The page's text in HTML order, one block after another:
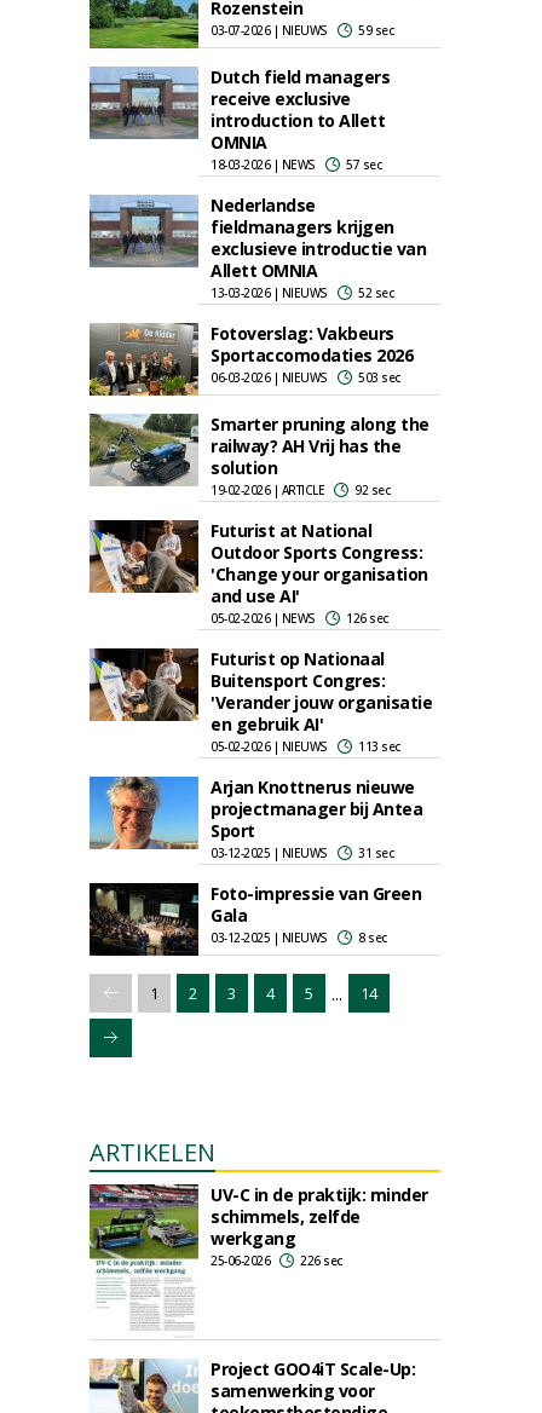
Rozenstein
03-07-2026 | NIEUWS 59 sec
Dutch field managers
receive exclusive
introduction to Allett
OMNIA
18-03-2026 | NEWS 57 sec
Nederlandse
fieldmanagers krijgen
exclusieve introductie van
Allett OMNIA
13-03-2026 | NIEUWS 52 sec
Fotoverslag: Vakbeurs
Sportaccomodaties 2026
06-03-2026 | NIEUWS 503 sec
Smarter pruning along the
railway? AH Vrij has the
solution
19-02-2026 | ARTICLE 92 sec
Futurist at National
Outdoor Sports Congress:
'Change your organisation
and use AI'
05-02-2026 | NEWS 126 sec
Futurist op Nationaal
Buitensport Congres:
'Verander jouw organisatie
en gebruik AI'
05-02-2026 | NIEUWS 113 sec
Arjan Knottnerus nieuwe
projectmanager bij Antea
Sport
03-12-2025 | NIEUWS 31 sec
Foto-impressie van Green
Gala
03-12-2025 | NIEUWS 8 sec
1 2 3 4 5 ... 14
ARTIKELEN
UV-C in de praktijk: minder
schimmels, zelfde
werkgang
25-06-2026 226 sec
Project GOO4iT Scale-Up:
samenwerking voor